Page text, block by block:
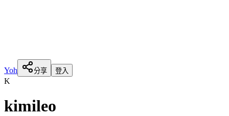
Yoh 分享 登入
K
kimileo